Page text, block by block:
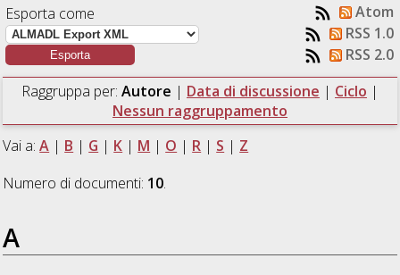
Esporta come
Atom
RSS 1.0
RSS 2.0
Raggruppa per: Autore | Data di discussione | Ciclo |
Nessun raggruppamento
Vai a:A | B | G | K | M | O | R | S | Z
Numero di documenti: 10.
A